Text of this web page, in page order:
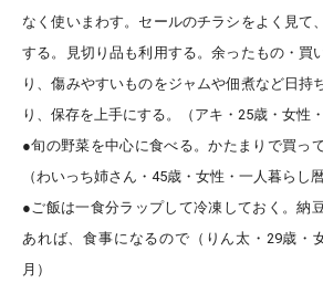
なく使いまわす。セールのチラシをよく見て
する。見切り品も利用する。余ったもの・買
り、傷みやすいものをジャムや佃煮など日持
り、 保存を上手にする。（アキ・25歳・女性
●旬の野菜を中心に食べる。かたまりで買っ
（わいっち姉さん・45歳・女性・一人暮らし暦
●ご飯は一食分ラップして冷凍 しておく。納
あれば、食事になるので（りん太・29歳・
月）